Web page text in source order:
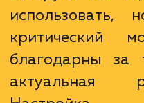
Когда речь
резервное
одним из